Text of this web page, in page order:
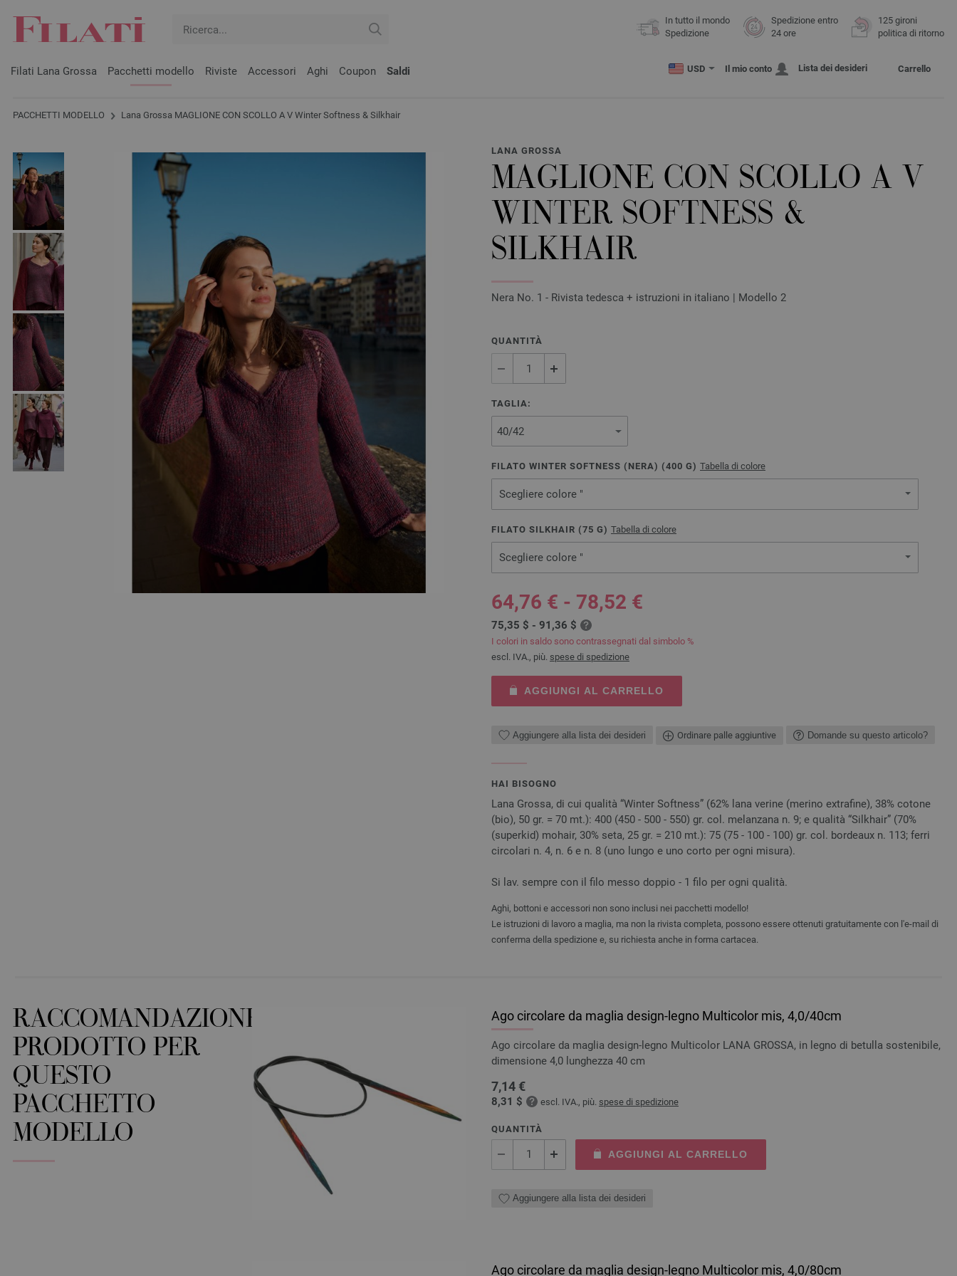
In tutto il mondo
Spedizione
Spedizione entro
24 ore
125 gironi
politica di ritorno
Filati Lana Grossa Pacchetti modello Riviste Accessori Aghi Coupon Saldi USD Il mio conto Lista dei desideri Carrello
PACCHETTI MODELLO Lana Grossa MAGLIONE CON SCOLLO A V Winter Softness & Silkhair
LANA GROSSA
MAGLIONE CON SCOLLO A V
WINTER SOFTNESS &
SILKHAIR
Nera No. 1 - Rivista tedesca + istruzioni in italiano | Modello 2
QUANTITÀ
TAGLIA:
FILATO WINTER SOFTNESS (NERA) (400 G) Tabella di colore
Scegliere colore "
FILATO SILKHAIR (75 G) Tabella di colore
Scegliere colore "
64,76 € - 78,52 €
75,35 $ - 91,36 $
I colori in saldo sono contrassegnati dal simbolo %
escl. IVA., più. spese di spedizione
AGGIUNGI AL CARRELLO
Aggiungere alla lista dei desideri Ordinare palle aggiuntive Domande su questo articolo?
HAI BISOGNO
Lana Grossa, di cui qualità “Winter Softness” (62% lana verine (merino extrafine), 38% cotone
(bio), 50 gr. = 70 mt.): 400 (450 - 500 - 550) gr. col. melanzana n. 9; e qualità “Silkhair” (70%
(superkid) mohair, 30% seta, 25 gr. = 210 mt.): 75 (75 - 100 - 100) gr. col. bordeaux n. 113; ferri
circolari n. 4, n. 6 e n. 8 (uno lungo e uno corto per ogni misura).
Si lav. sempre con il filo messo doppio - 1 filo per ogni qualità.
Aghi, bottoni e accessori non sono inclusi nei pacchetti modello!
Le istruzioni di lavoro a maglia, ma non la rivista completa, possono essere ottenuti gratuitamente con l'e-mail di
conferma della spedizione e, su richiesta anche in forma cartacea.
RACCOMANDAZIONE
PRODOTTO PER
QUESTO
PACCHETTO
MODELLO
Ago circolare da maglia design-legno Multicolor mis, 4,0/40cm
Ago circolare da maglia design-legno Multicolor LANA GROSSA, in legno di betulla sostenibile,
dimensione 4,0 lunghezza 40 cm
7,14 €
8,31 $ escl. IVA., più. spese di spedizione
QUANTITÀ
AGGIUNGI AL CARRELLO
Aggiungere alla lista dei desideri
Ago circolare da maglia design-legno Multicolor mis, 4,0/80cm